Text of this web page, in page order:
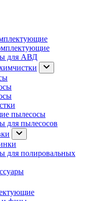
для АВД
пылесосы
для пылесосов
для полировальных